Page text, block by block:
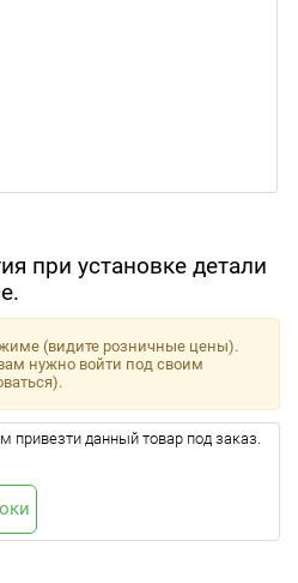
при установке детали
(видите розничные цены).
нужно войти под своим
данный товар под заказ.